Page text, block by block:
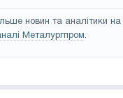
новин та аналітики на
Металургпром.